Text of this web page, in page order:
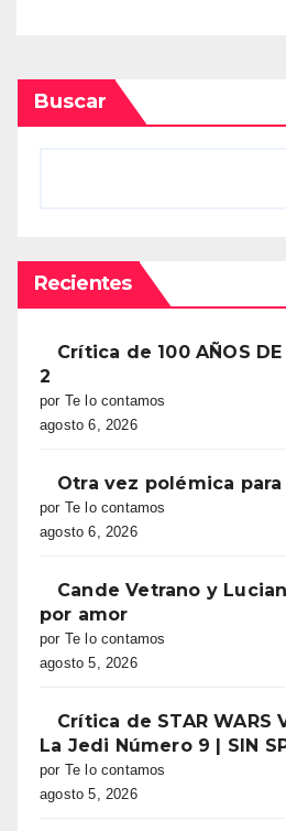
Buscar
Recientes
Crítica de 100 AÑOS
2
por Te lo contamos
agosto 6, 2026
Otra vez polémica
por Te lo contamos
agosto 6, 2026
Cande Vetrano y
por amor
por Te lo contamos
agosto 5, 2026
Crítica de STAR WARS
La Jedi Número 9 | SIN
por Te lo contamos
agosto 5, 2026